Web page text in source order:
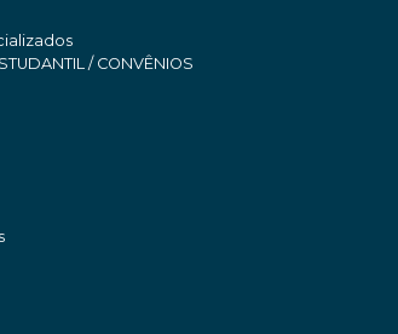
/ CONVÊNIOS